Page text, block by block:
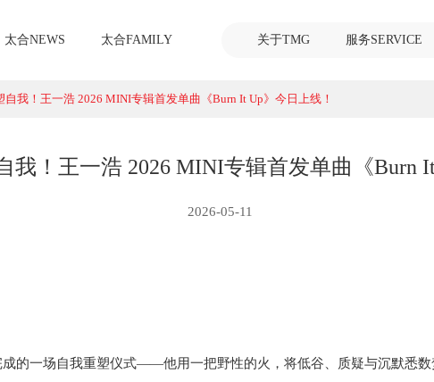
太合NEWS 太合FAMILY 关于TMG 服务SERVICE
自我！王一浩 2026 MINI专辑首发单曲《Burn It Up》今日上线！
我！王一浩 2026 MINI专辑首发单曲《Burn
2026-05-11
成的一场自我重塑仪式——他用一把野性的火，将低谷、质疑与沉默悉数